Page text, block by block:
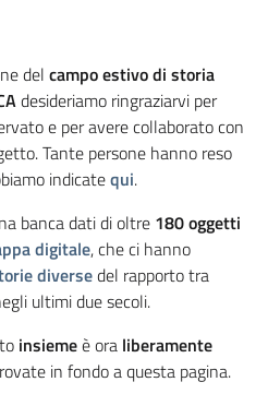
del campo estivo di storia
desideriamo ringraziarvi per
e per avere collaborato con
Tante persone hanno reso
indicatequi.
banca dati di oltre 180 oggetti
digitale, che ci hanno
diversedel rapporto tra
ultimi due secoli.
insiemeè ora liberamente
in fondo a questa pagina.